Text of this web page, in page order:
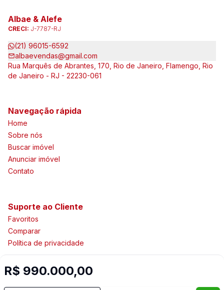
R$ 990.000,00
Albae & Alefe
CRECI: J-7787-RJ
(21) 96015-6592
albaevendas@gmail.com
Rua Marquês de Abrantes, 170, Rio de Janeiro, Flamengo, Rio
de Janeiro - RJ - 22230-061
Navegação rápida
Home
Sobre nós
Buscar imóvel
Anunciar imóvel
Contato
Suporte ao Cliente
Favoritos
Comparar
Política de privacidade